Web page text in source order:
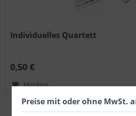
Individuelles Quartett
0,50 €
Merken
Preise mit oder ohne MwSt.